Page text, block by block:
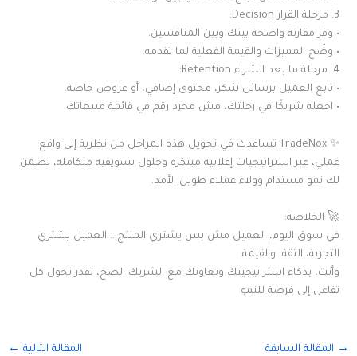
3. مرحلة القرار Decision:
• وفر مقارنة واضحة بينك وبين المنافسين.
• وضّح المميزات والقيمة الفعلية لما تقدمه.
4. مرحلة ما بعد الشراء Retention:
• تابع العميل برسائل شكر، محتوى إضافي، أو عروض خاصة.
• اجعله شريكًا في رحلتك، مش مجرد رقم في قائمة مبيعاتك.
✨ TradeNox تساعدك في تحويل هذه المراحل من نظرية إلى واقع
عملي، عبر استراتيجيات إعلانية مبتكرة وحلول تسويقية متكاملة، تضمن
لك نمو مستدام وولاء عملاء طويل الأمد.
🚀 الخلاصة:
في سوق اليوم، العميل مش بس يشتري المنتج… العميل يشتري
التجربة، الثقة، والقيمة.
وأنت، بذكاء استراتيجيتك وتعاونك مع الشريك الصح، تقدر تحول كل
تفاعل إلى فرصة للنمو
→ المقالة السابقة المقالة التالية ←